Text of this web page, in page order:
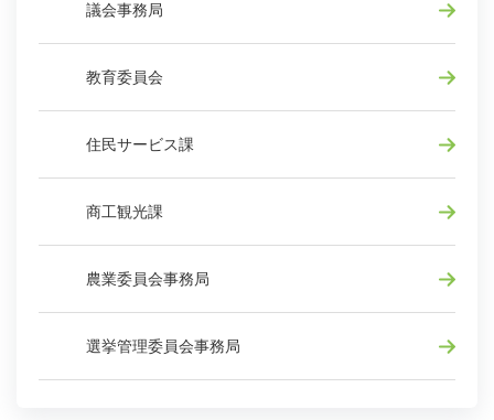
議会事務局
教育委員会
住民サービス課
商工観光課
農業委員会事務局
選挙管理委員会事務局